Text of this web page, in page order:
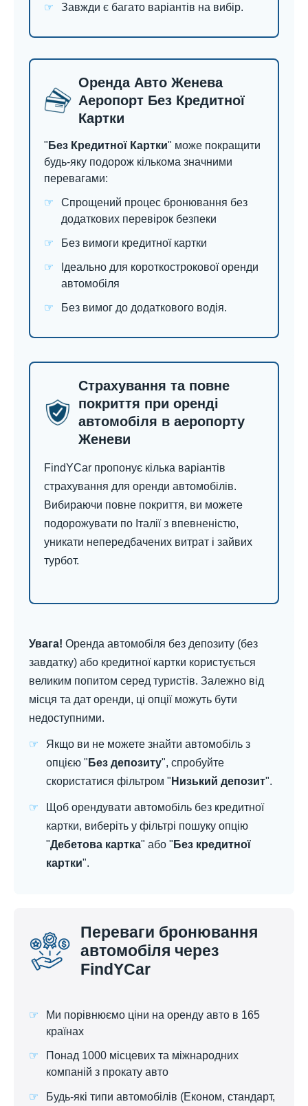
Завжди є багато варіантів на вибір.
Оренда Авто Женева
Аеропорт Без Кредитної
Картки
" Без Кредитної Картки" може покращити
будь-яку подорож кількома значними
перевагами:
Спрощений процес бронювання без
додаткових перевірок безпеки
Без вимоги кредитної картки
Ідеально для короткострокової оренди
автомобіля
Без вимог до додаткового водія.
Страхування та повне
покриття при оренді
автомобіля в аеропорту
Женеви
FindYCar пропонує кілька варіантів
страхування для оренди автомобілів.
Вибираючи повне покриття, ви можете
подорожувати по Італії з впевненістю,
уникати непередбачених витрат і зайвих
турбот.
Увага! Оренда автомобіля без депозиту (без
завдатку) або кредитної картки користується
великим попитом серед туристів. Залежно від
місця та дат оренди, ці опції можуть бути
недоступними.
Якщо ви не можете знайти автомобіль з
опцією " Без депозиту", спробуйте
скористатися фільтром " Низький депозит".
Щоб орендувати автомобіль без кредитної
картки, виберіть у фільтрі пошуку опцію
"Дебетова картка" або " Без кредитної
картки".
Переваги бронювання
автомобіля через
FindYCar
Ми порівнюємо ціни на оренду авто в 165
країнах
Понад 1000 місцевих та міжнародних
компаній з прокату авто
Будь-які типи автомобілів (Економ, стандарт,